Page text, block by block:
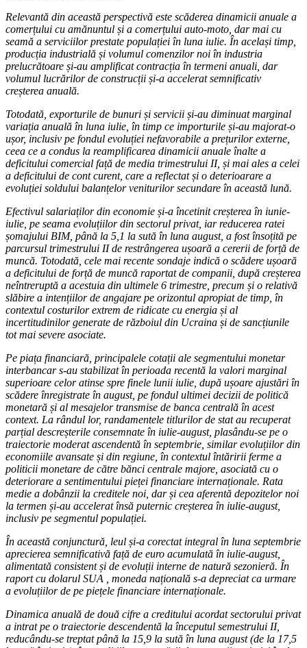
Relevantă din această perspectivă este scăderea dinamicii anuale a
comerțului cu amănuntul și a comerțului auto-moto, dar mai cu
seamă a serviciilor prestate populației în luna iulie. În același timp,
producția industrială și volumul comenzilor noi în industria
prelucrătoare și-au amplificat contracția în termeni anuali, dar
volumul lucrărilor de construcții și-a accelerat semnificativ
creșterea anuală.
Totodată, exporturile de bunuri și servicii și-au diminuat marginal
variația anuală în luna iulie, în timp ce importurile și-au majorat-o
ușor, inclusiv pe fondul evoluției nefavorabile a prețurilor externe,
ceea ce a condus la reamplificarea dinamicii anuale înalte a
deficitului comercial față de media trimestrului II, și mai ales a celei
a deficitului de cont curent, care a reflectat și o deterioarare a
evoluției soldului balanțelor veniturilor secundare în această lună.
Efectivul salariaților din economie și-a încetinit creșterea în iunie-
iulie, pe seama evoluțiilor din sectorul privat, iar reducerea ratei
șomajului BIM, până la 5,1 la sută în luna august, a fost însoțită pe
parcursul trimestrului II de restrângerea ușoară a cererii de forță de
muncă. Totodată, cele mai recente sondaje indică o scădere ușoară
a deficitului de forță de muncă raportat de companii, după creșterea
neîntreruptă a acestuia din ultimele 6 trimestre, precum și o relativă
slăbire a intențiilor de angajare pe orizontul apropiat de timp, în
contextul costurilor extrem de ridicate cu energia și al
incertitudinilor generate de războiul din Ucraina și de sancțiunile
tot mai severe asociate.
Pe piața financiară, principalele cotații ale segmentului monetar
interbancar s-au stabilizat în perioada recentă la valori marginal
superioare celor atinse spre finele lunii iulie, după ușoare ajustări în
scădere înregistrate în august, pe fondul ultimei decizii de politică
monetară și al mesajelor transmise de banca centrală în acest
context. La rândul lor, randamentele titlurilor de stat au recuperat
parțial descreșterile consemnate în iulie-august, plasându-se pe o
traiectorie moderat ascendentă în septembrie, similar evoluțiilor din
economiile avansate și din regiune, în contextul întăririi ferme a
politicii monetare de către bănci centrale majore, asociată cu o
deteriorare a sentimentului pieței financiare internaționale. Rata
medie a dobânzii la creditele noi, dar și cea aferentă depozitelor noi
la termen și-au accelerat însă puternic creșterea în iulie-august,
inclusiv pe segmentul populației.
În această conjunctură, leul și-a corectat integral în luna septembrie
aprecierea semnificativă față de euro acumulată în iulie-august,
alimentată consistent și de evoluții interne de natură sezonieră. În
raport cu dolarul SUA , moneda națională s-a depreciat ca urmare
a evoluțiilor de pe piețele financiare internaționale.
Dinamica anuală de două cifre a creditului acordat sectorului privat
a intrat pe o traiectorie descendentă la începutul semestrului II,
reducându-se treptat până la 15,9 la sută în luna august (de la 17,5